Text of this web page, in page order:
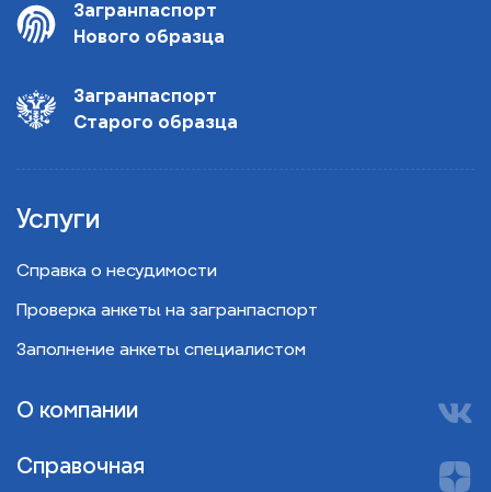
Загранпаспорт
Нового образца
Загранпаспорт
Старого образца
Услуги
Справка о несудимости
Проверка анкеты на загранпаспорт
Заполнение анкеты специалистом
О компании
Справочная